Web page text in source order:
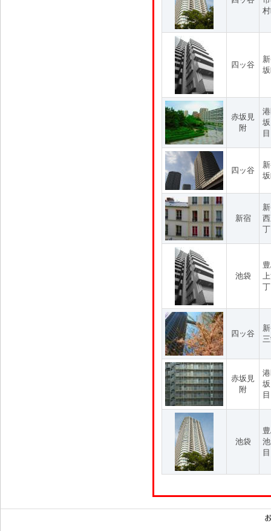
四ッ谷
赤坂見
附
目
四ッ谷
新宿
池袋
四ッ谷
赤坂見
附
目
池袋
目